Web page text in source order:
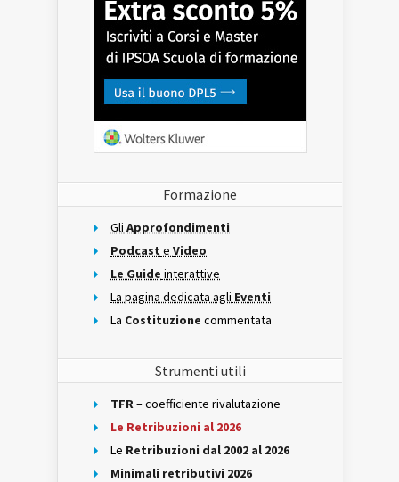
Formazione
Gli Approfondimenti
Podcast e Video
Le Guide interattive
La pagina dedicata agli Eventi
La Costituzione commentata
Strumenti utili
TFR– coefficiente rivalutazione
Le Retribuzioni al 2026
Le Retribuzioni dal 2002 al 2026
Minimali retributivi 2026